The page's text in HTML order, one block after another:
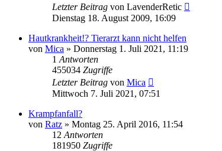
Letzter Beitrag von LavenderRetic
Dienstag 18. August 2009, 16:09
Hautkrankheit!? Tierarzt kann nicht helfen
von Mica » Donnerstag 1. Juli 2021, 11:19
1 Antworten
455034 Zugriffe
Letzter Beitrag von Mica
Mittwoch 7. Juli 2021, 07:51
Krampfanfall?
von Ratz » Montag 25. April 2016, 11:54
12 Antworten
181950 Zugriffe